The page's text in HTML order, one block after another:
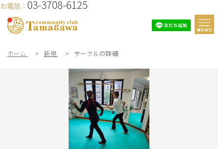
お電話： 03-3708-6125
ホーム > 新規 > サークルの詳細